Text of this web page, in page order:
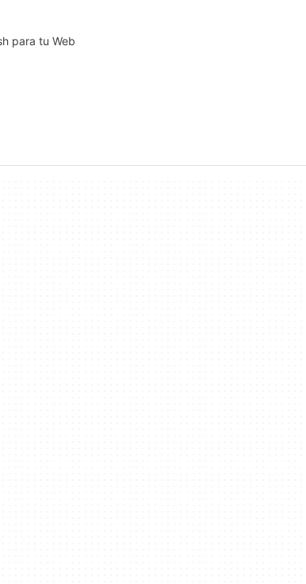
para tu Web